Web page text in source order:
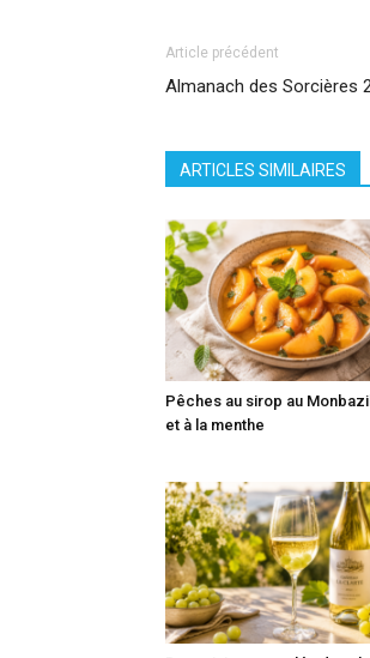
Article précédent
Almanach des Sorcières
ARTICLES SIMILAIRES
Pêches au sirop au
et à la menthe